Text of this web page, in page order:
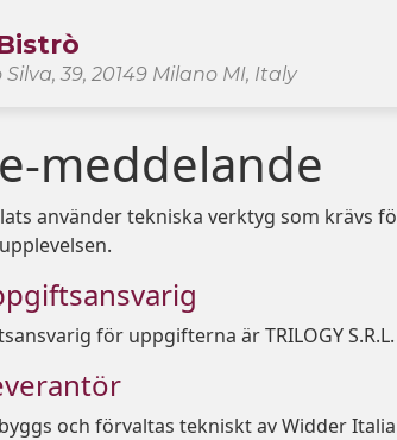
39, 20149 Milano MI, Italy
meddelande
använder tekniska verktyg som krävs
för uppgifterna är TRILOGY
och förvaltas tekniskt av Widder